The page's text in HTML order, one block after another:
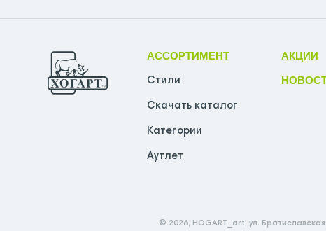
АССОРТИМЕНТ
Стили
Скачать каталог
Категории
Аутлет
АКЦИИ
© 2026, HOGART_art, ул.